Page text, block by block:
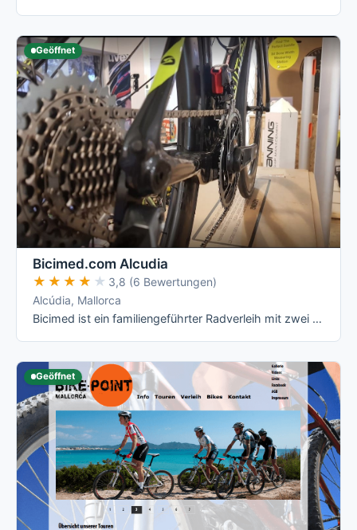
Geöffnet
Bicimed.com Alcudia
★★★★★
★★★★★ 3,8 (6 Bewertungen)
Alcúdia, Mallorca
Bicimed ist ein familiengeführter Radverleih mit zwei Stationen auf Mallorca: dem ursprünglichen Standort in Alcúdia (Experience Center) und …
Geöffnet